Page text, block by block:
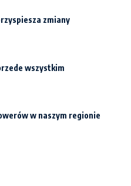
zmiany
wszystkim
w naszym regionie